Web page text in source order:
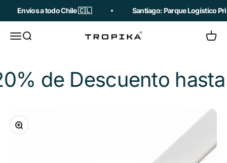
Envíos a todo Chile 🇨🇱 Santiago: Parque Logístico
Abrir menú de navegación
Abrir búsqueda Tropika Abrir
de Descuento hasta
Zoom